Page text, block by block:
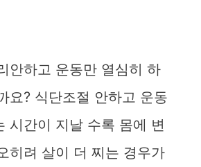
안하고 운동만 열심히 하
요? 식단조절 안하고 운동
시간이 지날 수록 몸에 변
히려 살이 더 찌는 경우가